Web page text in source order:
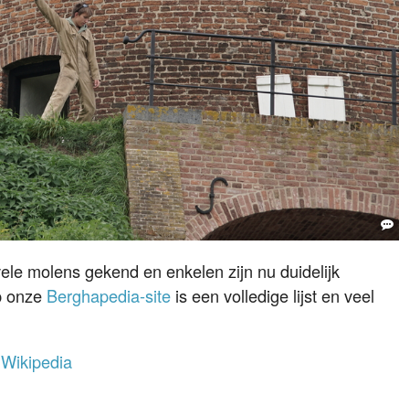
molens gekend en enkelen zijn nu duidelijk
onze Berghapedia-site is een volledige lijst en veel
Wikipedia